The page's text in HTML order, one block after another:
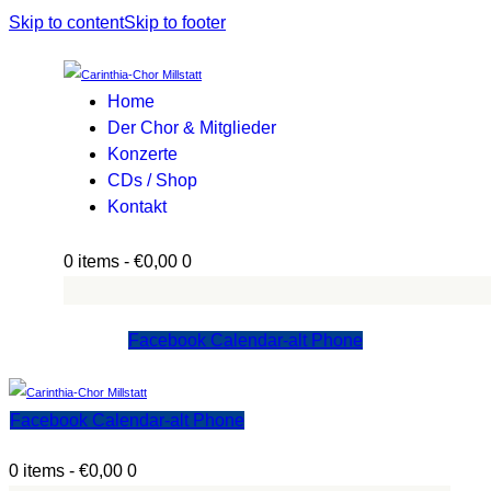
Skip to contentSkip to footer
Home
Der Chor & Mitglieder
Konzerte
CDs / Shop
Kontakt
0 items - €0,00 0
Facebook Calendar-alt Phone
Facebook Calendar-alt Phone
0 items - €0,00 0